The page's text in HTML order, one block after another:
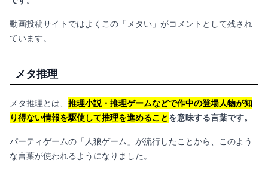
動画投稿サイトではよくこの「メタい」がコメントとして残され
ています。
メタ推理
メタ推理とは、 推理小説・推理ゲームなどで作中の登場人物が知
り得ない情報を駆使して推理を進めることを意味する言葉です。
パーティゲームの「人狼ゲーム」が流行したことから、このよう
な言葉が使われるようになりました。